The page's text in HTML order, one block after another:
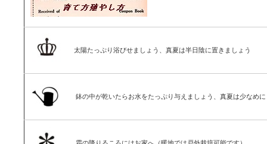
太陽たっぷり浴びせましょう、真夏は半日陰に置きましょう
鉢の中が乾いたらお水をたっぷり与えましょう、真夏は少なめに